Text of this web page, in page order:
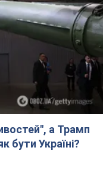
а Трамп
бути Україні?